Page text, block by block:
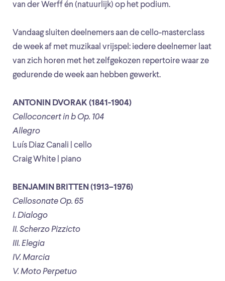
van der Werff én (natuurlijk) op het podium.
Vandaag sluiten deelnemers aan de cello-masterclass
de week af met muzikaal vrijspel: iedere deelnemer laat
van zich horen met het zelfgekozen repertoire waar ze
gedurende de week aan hebben gewerkt.
ANTONIN DVORAK (1841-1904)
Celloconcert in b Op. 104
Allegro
Luís Diaz Canali | cello
Craig White | piano
BENJAMIN BRITTEN (1913–1976)
Cellosonate Op. 65
I. Dialogo
II. Scherzo Pizzicto
III. Elegia
IV. Marcia
V. Moto Perpetuo